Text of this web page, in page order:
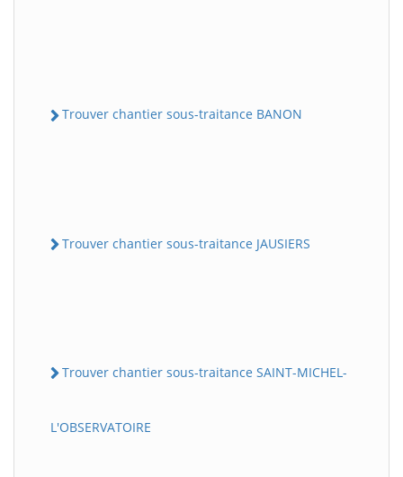
Trouver chantier sous-traitance BANON
Trouver chantier sous-traitance JAUSIERS
Trouver chantier sous-traitance SAINT-MICHEL-
L'OBSERVATOIRE